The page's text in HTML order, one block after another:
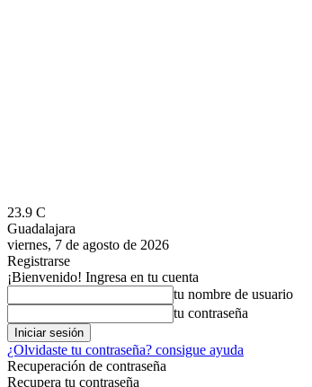
23.9 C
Guadalajara
viernes, 7 de agosto de 2026
Registrarse
¡Bienvenido! Ingresa en tu cuenta
tu nombre de usuario
tu contraseña
¿Olvidaste tu contraseña? consigue ayuda
Recuperación de contraseña
Recupera tu contraseña